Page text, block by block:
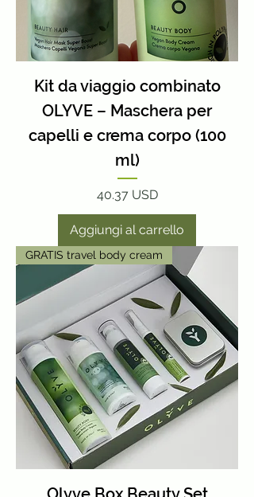
Kit da viaggio combinato
OLYVE – Maschera per
capelli e crema corpo (100
ml)
Prezzo
40.37 USD
Aggiungi al carrello
GRATIS travel body cream